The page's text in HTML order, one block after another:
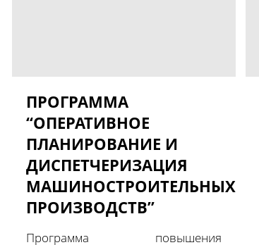
ПРОГРАММА
“ОПЕРАТИВНОЕ
ПЛАНИРОВАНИЕ И
ДИСПЕТЧЕРИЗАЦИЯ
МАШИНОСТРОИТЕЛЬНЫХ
ПРОИЗВОДСТВ”
‎Программа повышения